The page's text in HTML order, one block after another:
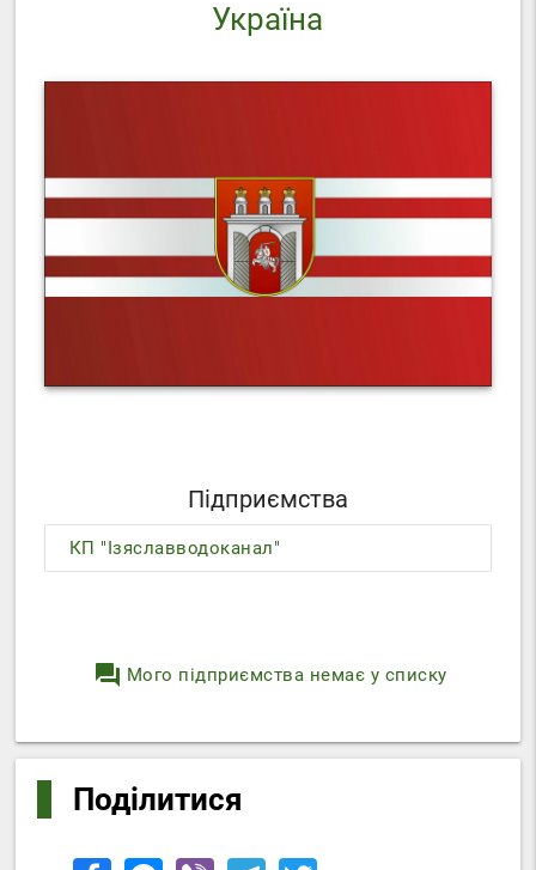
Україна
Підприємства
КП "Ізяславводоканал"
question_answer Мого підприємства немає у списку
Поділитися